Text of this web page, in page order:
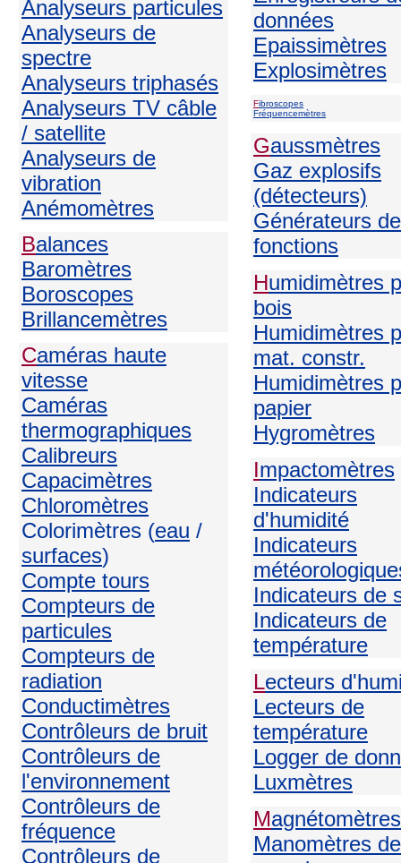
Analyseurs particules
Analyseurs de
spectre
Analyseurs triphasés
Analyseurs TV câble
/ satellite
Analyseurs de
vibration
Anémomètres
Balances
Baromètres
Boroscopes
Brillancemètres
Caméras haute
vitesse
Caméras
thermographiques
Calibreurs
Capacimètres
Chloromètres
Colorimètres (eau /
surfaces)
Compte tours
Compteurs de
particules
Compteurs de
radiation
Conductimètres
Contrôleurs de bruit
Contrôleurs de
l'environnement
Contrôleurs de
fréquence
Contrôleurs de
données
Epaissimètres
Explosimètres
Fibroscopes
Fréquencemètres
Gaussmètres
Gaz explosifs
(détecteurs)
Générateurs de
fonctions
Humidimètres
bois
Humidimètres
mat. constr.
Humidimètres
papier
Hygromètres
Impactomètres
Indicateurs
d'humidité
Indicateurs
Indicateurs de
Indicateurs de
température
Lecteurs
Lecteurs de
température
Logger de
Luxmètres
Magnétomètres
Manomètres de